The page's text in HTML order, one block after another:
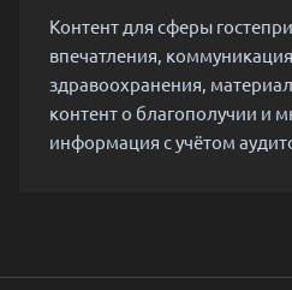
Контент для сферы
впечатления,
здравоохранения,
контент о благополучии и
информация с учётом